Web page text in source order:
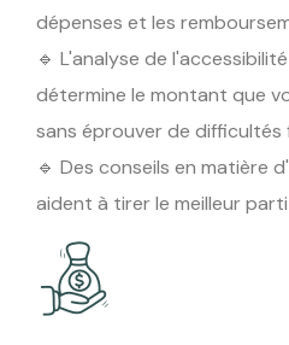
dépenses et les
🔹 L'analyse de
détermine le montant que
sans éprouver de difficultés
🔹 Des conseils en matière
aident à tirer le meilleur